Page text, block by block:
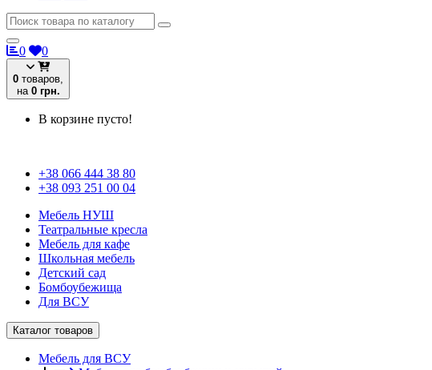
0 0
0 товаров,
на 0 грн.
В корзине пусто!
+38 066 444 38 80
+38 093 251 00 04
Мебель НУШ
Театральные кресла
Мебель для кафе
Школьная мебель
Детский сад
Бомбоубежища
Для ВСУ
Каталог товаров
Мебель для ВСУ